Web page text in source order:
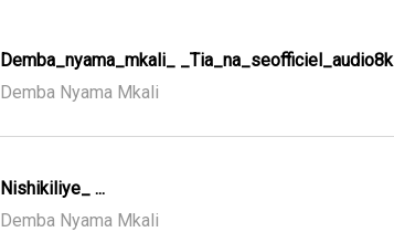
Demba_nyama_mkali_ _Tia_na_seofficiel_audio8k
Demba Nyama Mkali
Nishikiliye_ ...
Demba Nyama Mkali